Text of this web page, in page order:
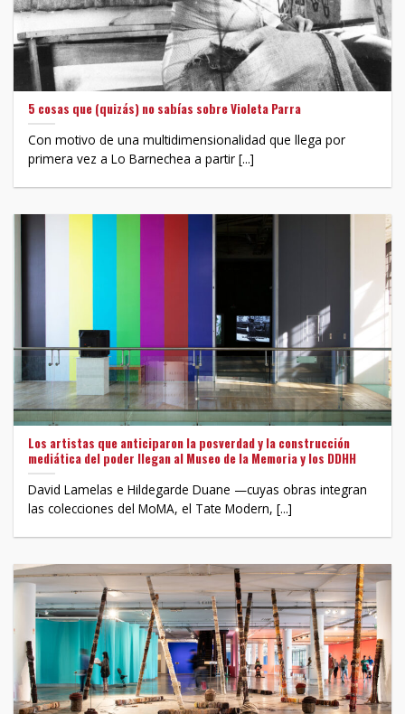
5 cosas que (quizás) no sabías sobre Violeta Parra
Con motivo de una multidimensionalidad que llega por
primera vez a Lo Barnechea a partir [...]
Los artistas que anticiparon la posverdad y la construcción
mediática del poder llegan al Museo de la Memoria y los DDHH
David Lamelas e Hildegarde Duane —cuyas obras integran
las colecciones del MoMA, el Tate Modern, [...]